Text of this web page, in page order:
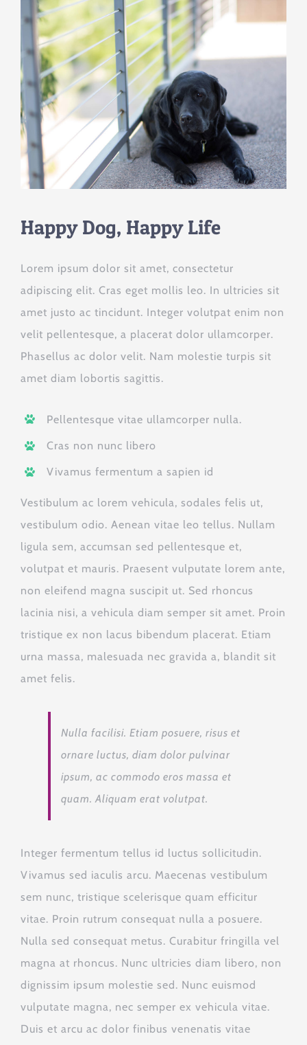
Happy Dog, Happy Life
Lorem ipsum dolor sit amet, consectetur
adipiscing elit. Cras eget mollis leo. In ultricies sit
amet justo ac tincidunt. Integer volutpat enim non
velit pellentesque, a placerat dolor ullamcorper.
Phasellus ac dolor velit. Nam molestie turpis sit
amet diam lobortis sagittis.
Pellentesque vitae ullamcorper nulla.
Cras non nunc libero
Vivamus fermentum a sapien id
Vestibulum ac lorem vehicula, sodales felis ut,
vestibulum odio. Aenean vitae leo tellus. Nullam
ligula sem, accumsan sed pellentesque et,
volutpat et mauris. Praesent vulputate lorem ante,
non eleifend magna suscipit ut. Sed rhoncus
lacinia nisi, a vehicula diam semper sit amet. Proin
tristique ex non lacus bibendum placerat. Etiam
urna massa, malesuada nec gravida a, blandit sit
amet felis.
Nulla facilisi. Etiam posuere, risus et
ornare luctus, diam dolor pulvinar
ipsum, ac commodo eros massa et
quam. Aliquam erat volutpat.
Integer fermentum tellus id luctus sollicitudin.
Vivamus sed iaculis arcu. Maecenas vestibulum
sem nunc, tristique scelerisque quam efficitur
vitae. Proin rutrum consequat nulla a posuere.
Nulla sed consequat metus. Curabitur fringilla vel
magna at rhoncus. Nunc ultricies diam libero, non
dignissim ipsum molestie sed. Nunc euismod
vulputate magna, nec semper ex vehicula vitae.
Duis et arcu ac dolor finibus venenatis vitae